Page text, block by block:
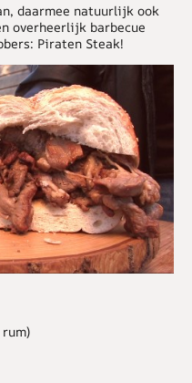
daarmee natuurlijk ook
overheerlijk barbecue
Piraten Steak!